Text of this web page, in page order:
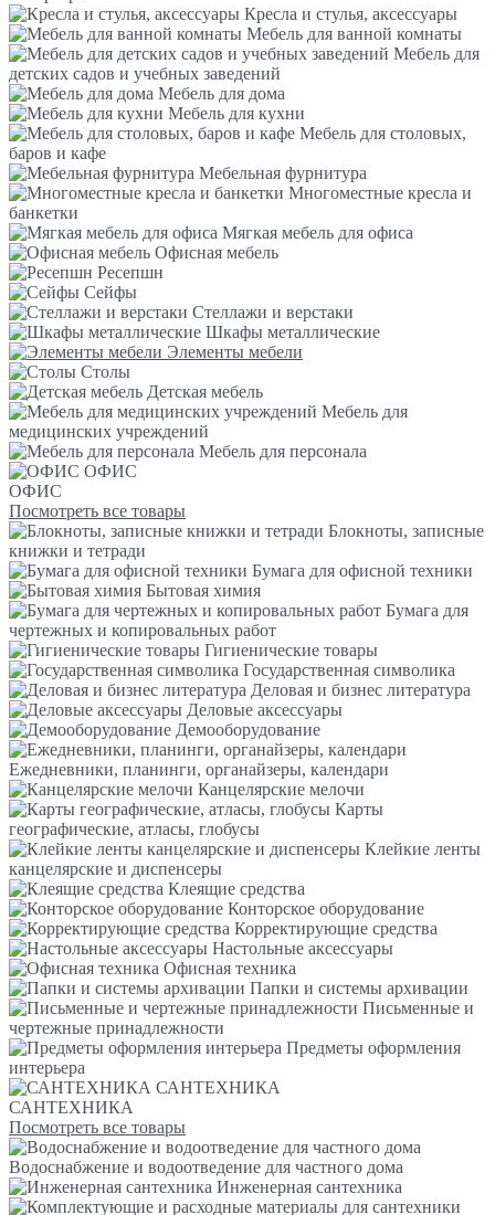
Кресла и стулья, аксессуары
Мебель для ванной комнаты
Мебель для
детских садов и учебных заведений
Мебель для дома
Мебель для кухни
Мебель для столовых,
баров и кафе
Мебельная фурнитура
Многоместные кресла и
банкетки
Мягкая мебель для офиса
Офисная мебель
Ресепшн
Сейфы
Стеллажи и верстаки
Шкафы металлические
Элементы мебели
Столы
Детская мебель
Мебель для
медицинских учреждений
Мебель для персонала
ОФИС
ОФИС
Посмотреть все товары
Блокноты, записные
книжки и тетради
Бумага для офисной техники
Бытовая химия
Бумага для
чертежных и копировальных работ
Гигиенические товары
Государственная символика
Деловая и бизнес литература
Деловые аксессуары
Демооборудование
Ежедневники, планинги, органайзеры, календари
Канцелярские мелочи
Карты
географические, атласы, глобусы
Клейкие ленты
канцелярские и диспенсеры
Клеящие средства
Конторское оборудование
Корректирующие средства
Настольные аксессуары
Офисная техника
Папки и системы архивации
Письменные и
чертежные принадлежности
Предметы оформления
интерьера
САНТЕХНИКА
САНТЕХНИКА
Посмотреть все товары
Водоснабжение и водоотведение для частного дома
Инженерная сантехника